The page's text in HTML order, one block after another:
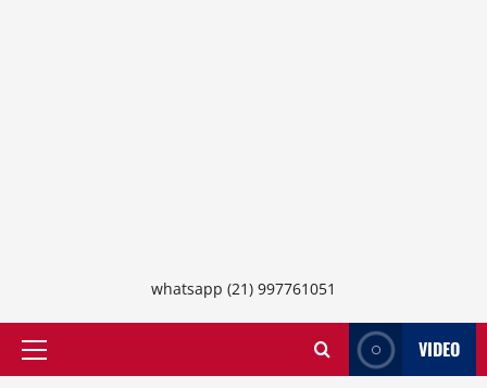
whatsapp (21) 997761051
Primary
VIDEO